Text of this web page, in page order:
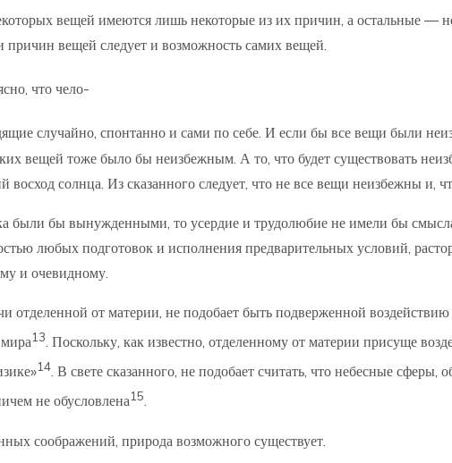
вещей имеются лишь некоторые из их причин, а остальные —
вещей следует и возможность самих вещей.
что чело-
случайно, спонтанно и сами по себе. И если бы все вещи были
вещей тоже было бы неизбежным. А то, что будет существовать
солнца. Из сказанного следует, что не все вещи неизбежны и,
были бы вынужденными, то усердие и трудолюбие не имели бы
любых подготовок и исполнения предварительных условий,
и очевидному.
отделенной от материи, не подобает быть подверженной
13 . Поскольку, как известно, отделенному от материи присуще
14. В свете сказанного, не подобает считать, что небесные
не обусловлена15.
соображений, природа возможного существует.